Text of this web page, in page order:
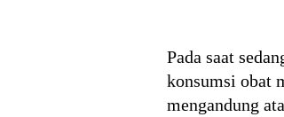
Pada saat
konsumsi obat
mengandung